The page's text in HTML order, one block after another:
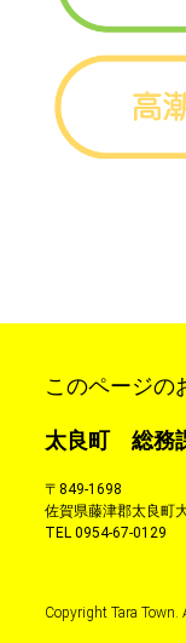
このページの
太良町 総務
〒849-1698
佐賀県藤津郡太良町
TEL0954-67-0129
Copyright Tara Town.